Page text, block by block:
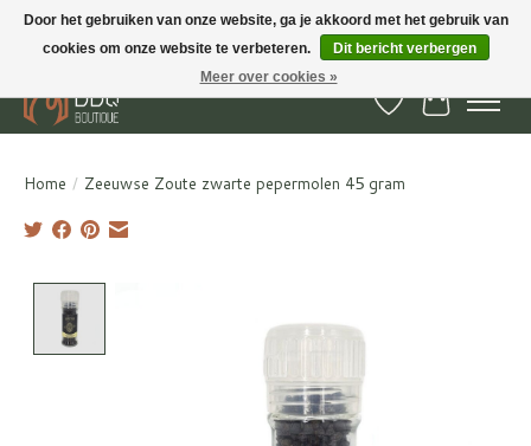
BBQ Boutique - Gratis verzenden en afhalen in Hedel en Kesteren
Verlanglijst
Home / Zeeuwse Zoute zwarte pepermolen 45 gram
Door het gebruiken van onze website, ga je akkoord met het gebruik van
cookies om onze website te verbeteren.
Dit bericht verbergen
Meer over cookies »